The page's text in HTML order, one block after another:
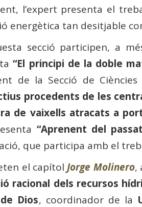
l’expert presenta el
energètica tan desitjable
secció participen, a
“El principi de la doble
de la Secció de Ciències
procedents de les
de vaixells atracats a
“Aprenent del
que participa amb el
el capítolJorge Molinero,
racional dels recursos
Dios, coordinador de la